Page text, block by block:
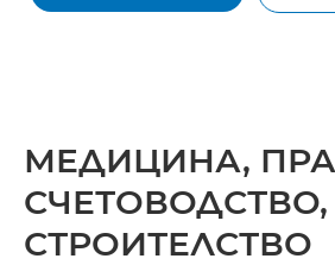
МЕДИЦИНА,
СЧЕТОВОДСТВО,
СТРОИТЕЛСТВО